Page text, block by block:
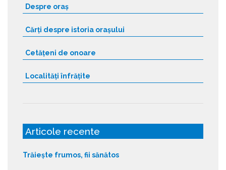
Despre oraș
Cărți despre istoria orașului
Cetățeni de onoare
Localități înfrățite
Articole recente
Trăiește frumos, fii sănătos